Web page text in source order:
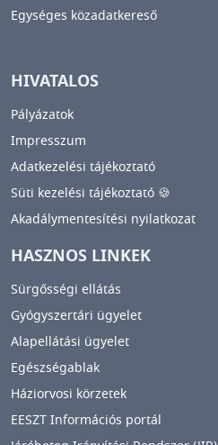
Egységes közadatkereső
HIVATALOS
Pályázatok
Impresszum
Adatkezelési tájékoztató
Süti kezelési tájékoztató 🍪
Akadálymentesítési nyilatkozat
HASZNOS LINKEK
Sürgősségi ellátás
Gyógyszertári ügyelet
Alapellátási ügyelet
Egészségablak
Háziorvosi körzetek
EESZT Információs portál